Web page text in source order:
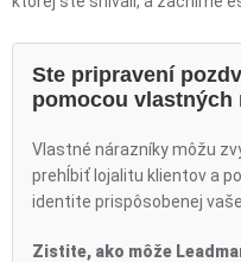
Ste pripravení
pomocou
Vlastné nárazníky môžu
prehĺbiť lojalitu klientov a
identite prispôsobenej
Zistite, ako môže